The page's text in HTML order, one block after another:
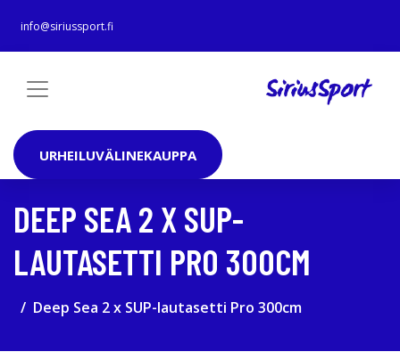
info@siriussport.fi
URHEILUVÄLINEKAUPPA
DEEP SEA 2 X SUP-
LAUTASETTI PRO 300CM
Deep Sea 2 x SUP-lautasetti Pro 300cm